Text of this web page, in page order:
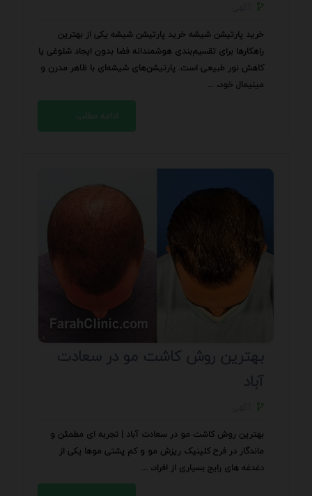
خرید پارتیشن شیشه خرید پارتیشن شیشه یکی از بهترین
راهکارها برای تقسیم‌بندی هوشمندانه فضا بدون ایجاد شلوغی یا
کاهش نور طبیعی است. پارتیشن‌های شیشه‌ای با ظاهر مدرن و
مینیمال خود، ...
ادامه مطلب
بهترین روش کاشت مو در سعادت
آباد
بهترین روش کاشت مو در سعادت آباد | تجربه ‌ای مطمئن و
ماندگار در فرح کلینیک ریزش مو و کم ‌پشتی موها یکی از
دغدغه‌ های رایج بسیاری از افراد، ...